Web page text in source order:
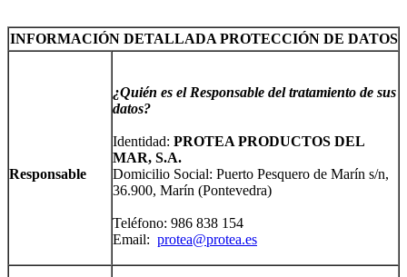
INFORMACIÓN DETALLADA PROTECCIÓN DE DATOS
Responsable
¿Quién es el Responsable del tratamiento de sus
datos?
Identidad: PROTEA PRODUCTOS DEL
MAR, S.A.
Domicilio Social: Puerto Pesquero de Marín s/n,
36.900, Marín (Pontevedra)
Teléfono: 986 838 154
Email: protea@protea.es